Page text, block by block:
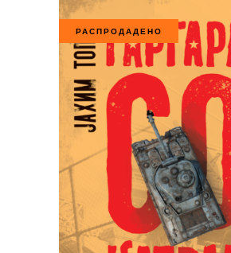
РАСПРОДАДЕНО